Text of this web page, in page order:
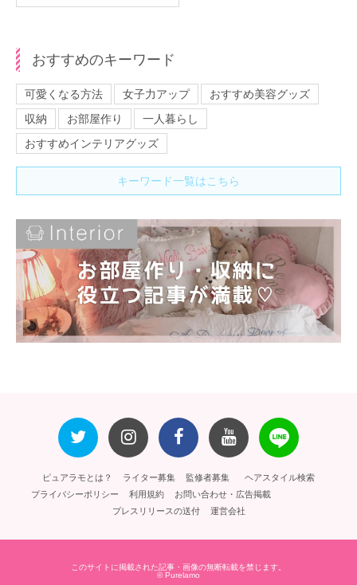
おすすめのキーワード
可愛くなる方法 女子力アップ
おすすめ美容グッズ
収納
お部屋作り
一人暮らし
おすすめインテリアグッズ
キーワード一覧はこちら
ピュアラモとは？ ライター募集 監修者募集
ヘアスタイル検索
プライバシーポリシー
利用規約
お問い合わせ・広告掲載
プレスリリースの送付
運営会社
このサイトに掲載された記事・画像の無断転載を禁じます。
© Purelamo